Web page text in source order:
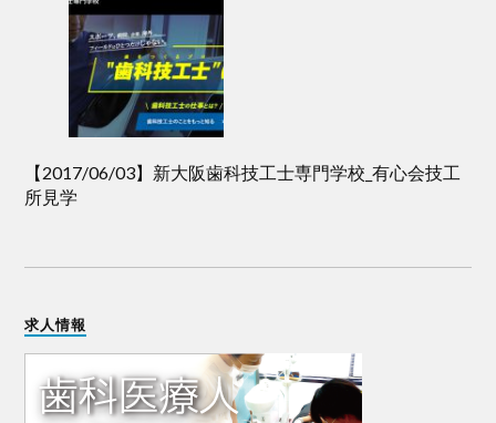
【2017/06/03】新大阪歯科技工士専門学校_有心会技工
所見学
求人情報